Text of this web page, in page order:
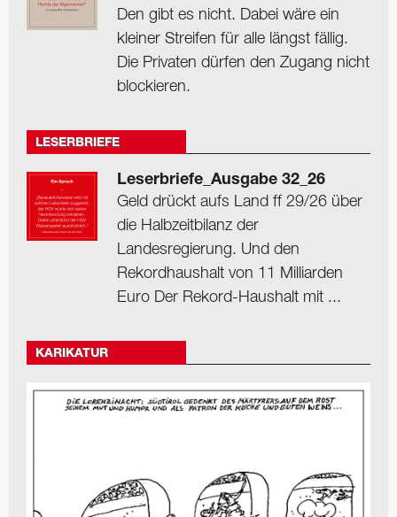
Den gibt es nicht. Dabei wäre ein
kleiner Streifen für alle längst fällig.
Die Privaten dürfen den Zugang nicht
blockieren.
LESERBRIEFE
Leserbriefe_Ausgabe 32_26
Geld drückt aufs Land ff 29/26 über
die Halbzeitbilanz der
Landesregierung. Und den
Rekordhaushalt von 11 Milliarden
Euro Der Rekord-Haushalt mit ...
KARIKATUR